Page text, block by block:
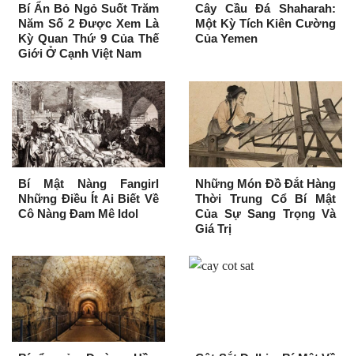
Bí Ẩn Bỏ Ngỏ Suốt Trăm
Năm Số 2 Được Xem Là
Kỳ Quan Thứ 9 Của Thế
Giới Ở Cạnh Việt Nam
Cây Cầu Đá Shaharah:
Một Kỳ Tích Kiên Cường
Của Yemen
Bí Mật Nàng Fangirl
Những Điều Ít Ai Biết Về
Cô Nàng Đam Mê Idol
Những Món Đồ Đắt Hàng
Thời Trung Cổ Bí Mật
Của Sự Sang Trọng Và
Giá Trị